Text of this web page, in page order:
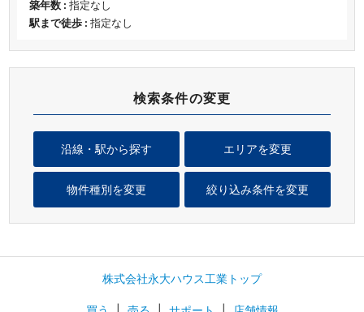
検索条件の変更
エリアを変更
沿線・駅から探す
物件種別を変更 絞り込み条件を変更
築年数 : 指定なし
駅まで徒歩 : 指定なし
株式会社永大ハウス工業トップ